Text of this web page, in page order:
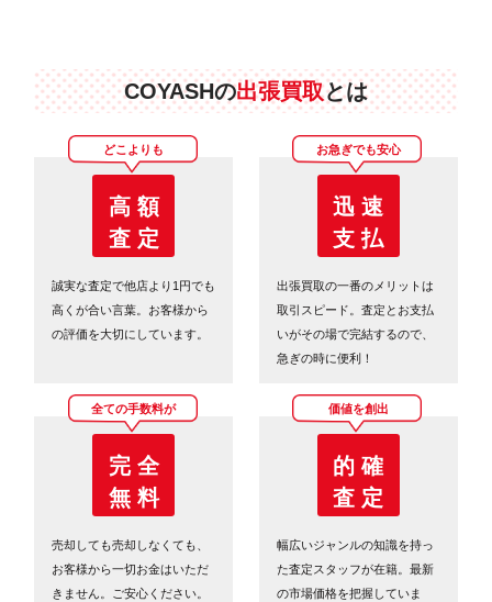
COYASHの出張買取とは
どこよりも
高 額
査 定
誠実な査定で他店より1円でも
高くが合い言葉。お客様から
の評価を大切にしています。
お急ぎでも安心
迅 速
支 払
出張買取の一番のメリットは
取引スピード。査定とお支払
いがその場で完結するので、
急ぎの時に便利！
全ての手数料が
完 全
無 料
売却しても売却しなくても、
お客様から一切お金はいただ
きません。ご安心ください。
価値を創出
的 確
査 定
幅広いジャンルの知識を持っ
た査定スタッフが在籍。最新
の市場価格を把握していま